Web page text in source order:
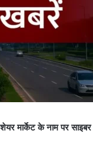
के नाम पर साइबर